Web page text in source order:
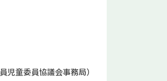
児童委員協議会事務局）